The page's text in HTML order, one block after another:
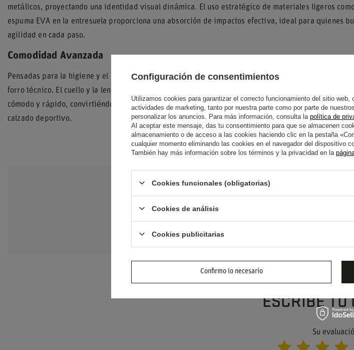
metálicos, proyectando una identidad visual dinámica. El uso estratégico de materiales ligeros
espuma EVA en la entresuela proporciona una absorción de impactos efectiva, ideal para quienes
agilidad en cada paso.
Comodidad Avanzada
Pensadas para la higiene y el bienestar del pie, las S-LANE integran propiedades antibacterianas
forro técnico. El cuello y la lengüeta acolchados, junto con el tirador trasero en el talón, facilitan un
cómodo y rápido, convirtiéndolas en una opción versátil para entusiastas del automovilismo y
calzado deportivo.
NECESITO AYUDA? TIENE
Haz tu pregunta y te responderemos inmediatamente,
preguntas y respuestas más interesantes para los demás.
ESCRIBE TU
Su
Configuración de consentimientos
Utilizamos cookies para garantizar el correcto funcionamiento del sitio
actividades de marketing, tanto por nuestra parte como por parte de
personalizar los anuncios. Para más información, consulta la política de
Al aceptar este mensaje, das tu consentimiento para que se almacenen
almacenamiento o de acceso a las cookies haciendo clic en la pestaña
cualquier momento eliminando las cookies en el navegador del dispositivo
También hay más información sobre los términos y la privacidad en la
Cookies funcionales (obligatorias)
Cookies de análisis
Cookies publicitarias
Confirmo lo necesario